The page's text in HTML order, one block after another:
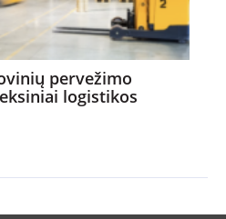
pervežimo
logistikos